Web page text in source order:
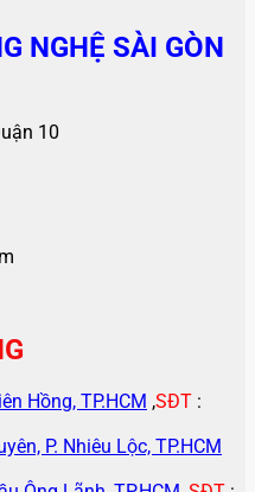
NGHỆ SÀI GÒN
10
Hồng, TP.HCM ,SĐT :
P. Nhiêu Lộc, TP.HCM